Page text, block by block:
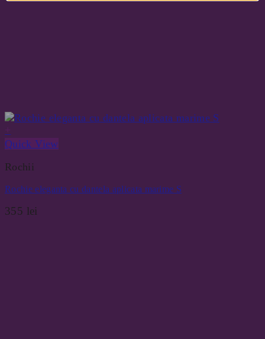
Quick View
Rochii
Rochie eleganta cu dantela aplicata marime S
355 lei